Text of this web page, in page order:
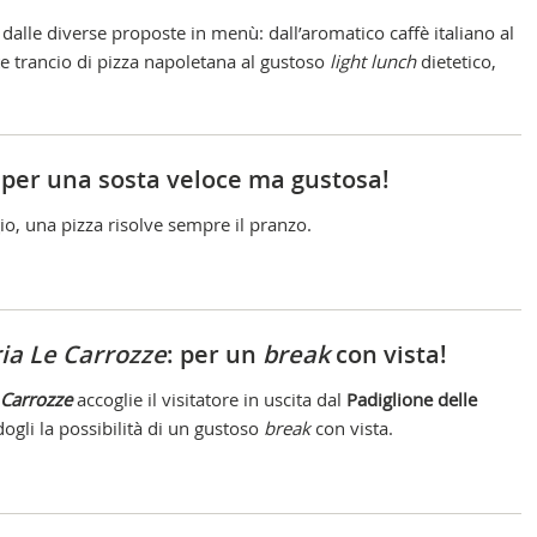
diverse proposte in menù: dall’aromatico caffè italiano al
trancio di pizza napoletana al gustoso light lunch dietetico,
una sosta veloce ma gustosa!
una pizza risolve sempre il pranzo.
Le Carrozze: per un breakcon vista!
accoglie il visitatore in uscita dal Padiglione delle
la possibilità di un gustoso breakcon vista.